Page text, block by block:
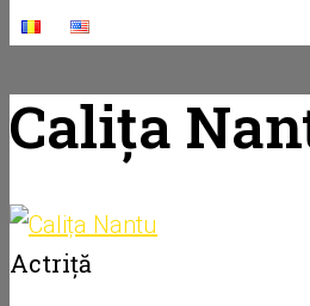
Calița
Actriță